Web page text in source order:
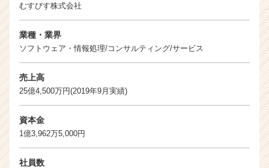
むすびす株式会社
業種・業界
ソフトウェア・情報処理/コンサルティング/サービス
売上高
25億4,500万円(2019年9月実績)
資本金
1億3,962万5,000円
社員数